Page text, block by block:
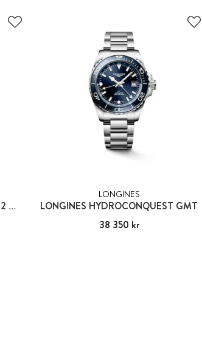
LONGINES HYDROCONQUEST 42 MM
LONGINES
LONGINES HYDROCONQUEST GMT
Pris:38 350 kr
38 350 kr